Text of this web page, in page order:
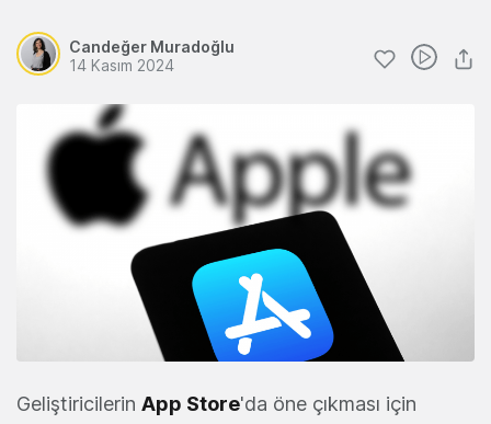
Candeğer Muradoğlu
14 Kasım 2024
Geliştiricilerin App Store'da öne çıkması için